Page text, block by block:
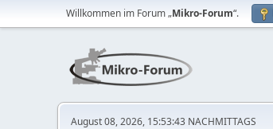
Willkommen im Forum „Mikro-Forum“.
August 08, 2026, 15:53:43 NACHMITTAGS